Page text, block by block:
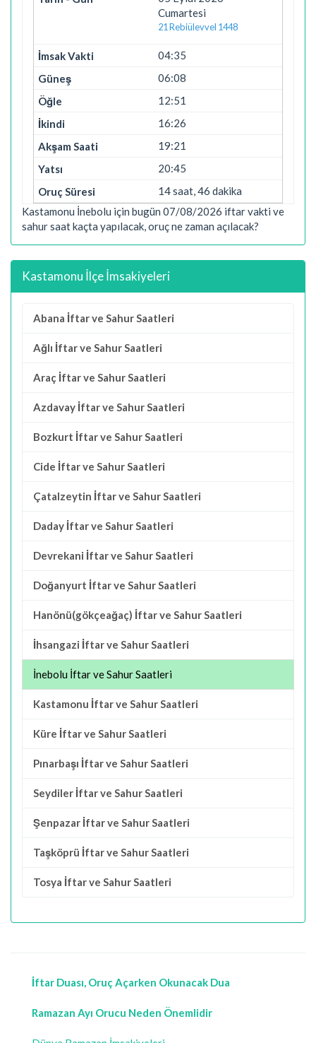
Cumartesi
21 Rebiülevvel 1448
04:35
06:08
12:51
16:26
19:21
20:45
14 saat, 46 dakika
Kastamonu İnebolu için bugün 07/08/2026 iftar vakti ve
sahur saat kaçta yapılacak, oruç ne zaman açılacak?
Kastamonu İlçe İmsakiyeleri
Abana İftar ve Sahur Saatleri
Ağlı İftar ve Sahur Saatleri
Araç İftar ve Sahur Saatleri
Azdavay İftar ve Sahur Saatleri
Bozkurt İftar ve Sahur Saatleri
Cide İftar ve Sahur Saatleri
Çatalzeytin İftar ve Sahur Saatleri
Daday İftar ve Sahur Saatleri
Devrekani İftar ve Sahur Saatleri
Doğanyurt İftar ve Sahur Saatleri
Hanönü(gökçeağaç) İftar ve Sahur Saatleri
İhsangazi İftar ve Sahur Saatleri
İnebolu İftar ve Sahur Saatleri
Kastamonu İftar ve Sahur Saatleri
Küre İftar ve Sahur Saatleri
Pınarbaşı İftar ve Sahur Saatleri
Seydiler İftar ve Sahur Saatleri
Şenpazar İftar ve Sahur Saatleri
Taşköprü İftar ve Sahur Saatleri
Tosya İftar ve Sahur Saatleri
İftar Duası, Oruç Açarken Okunacak Dua
Ramazan Ayı Orucu Neden Önemlidir